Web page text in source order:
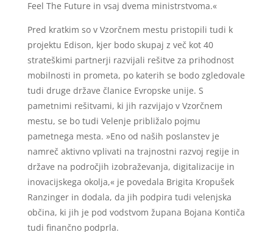
Feel The Future in vsaj dvema ministrstvoma.«
Pred kratkim so v Vzorčnem mestu pristopili tudi k
projektu Edison, kjer bodo skupaj z več kot 40
strateškimi partnerji razvijali rešitve za prihodnost
mobilnosti in prometa, po katerih se bodo zgledovale
tudi druge države članice Evropske unije. S
pametnimi rešitvami, ki jih razvijajo v Vzorčnem
mestu, se bo tudi Velenje približalo pojmu
pametnega mesta. »Eno od naših poslanstev je
namreč aktivno vplivati na trajnostni razvoj regije in
države na področjih izobraževanja, digitalizacije in
inovacijskega okolja,« je povedala Brigita Kropušek
Ranzinger in dodala, da jih podpira tudi velenjska
občina, ki jih je pod vodstvom župana Bojana Kontiča
tudi finančno podprla.